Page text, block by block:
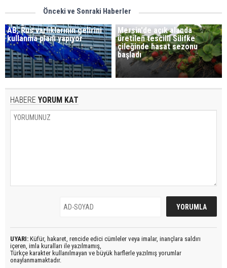
Önceki ve Sonraki Haberler
AB, Rus varlıklarının gelirini
kullanma planı yapıyor
Mersin'de açık alanda
üretilen tescilli Silifke
çileğinde hasat sezonu
başladı
HABERE YORUM KAT
UYARI: Küfür, hakaret, rencide edici cümleler veya imalar, inançlara saldırı
içeren, imla kuralları ile yazılmamış,
Türkçe karakter kullanılmayan ve büyük harflerle yazılmış yorumlar
onaylanmamaktadır.